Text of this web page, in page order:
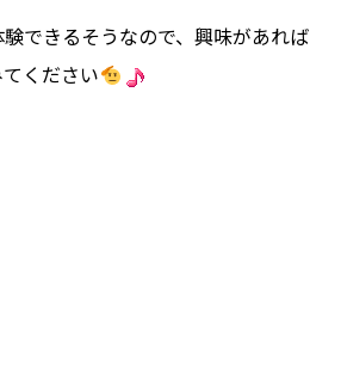
できるそうなので、興味があれば
ください